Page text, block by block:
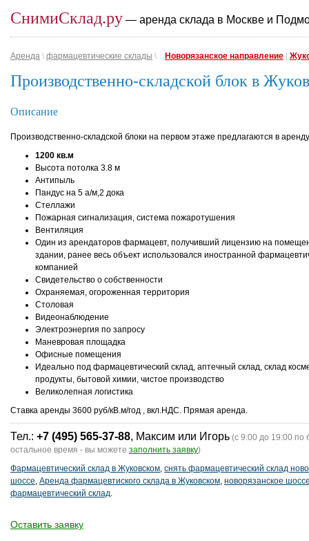
СнимиСклад.ру — аренда склада в Москве и
Аренда \ фармацевтические склады \ Новорязанское направление
Производственно-складской блок в
Описание
Производственно-складской блоки на первом этаже предлагаются в
1200 кв.м
Высота потолка 3.8 м
Антипыль
Пандус на 5 а/м,2 дока
Стеллажи
Пожарная сигнализация, система пожаротушения
Вентиляция
Один из арендаторов фармацевт, получивший лицензию на
здании, ранее весь объект использовался иностранной
компанией
Свидетельство о собственности
Охраняемая, огороженная территория
Столовая
Видеонаблюдение
Электроэнергия по запросу
Маневровая площадка
Офисные помещения
Идеально под фармацевтический склад, аптечный склад, склад
продукты, бытовой химии, чистое производство
Великолепная логистика
Cтавка аренды 3600 руб/кВ.м/год , вкл.НДС. Прямая аренда.
Тел.: +7 (495) 565-37-88, Максим или Игорь (с 9:00 до 19:00 по
остальное время - вы можете заполнить заявку)
Фармацевтический склад в Жуковском, снять фармацевтический склад
шоссе, Аренда фармацевтиского склада в Жуковском, новорязанское
фармацевтический склад.
Оставить заявку